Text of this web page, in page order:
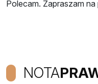
Polecam. Zapraszam
NOTA